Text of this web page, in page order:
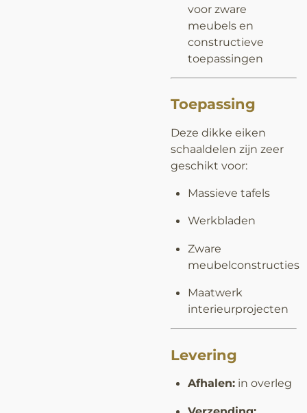
voor zware
meubels en
constructieve
toepassingen
Toepassing
Deze dikke eiken
schaaldelen zijn zeer
geschikt voor:
Massieve tafels
Werkbladen
Zware
meubelconstructies
Maatwerk
interieurprojecten
Levering
Afhalen:in overleg